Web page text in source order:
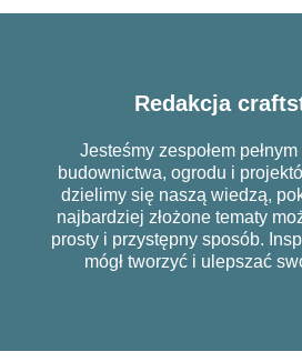
Redakcja
Jesteśmy zespołem
budownictwa, ogrodu i
dzielimy się naszą wiedzą,
najbardziej złożone tematy
prosty i przystępny sposób.
mógł tworzyć i ulepszać